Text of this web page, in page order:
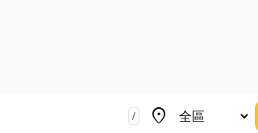
/ place
地區